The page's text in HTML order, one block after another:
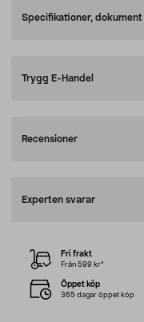
Specifikationer,
Trygg E-Handel
Recensioner
Experten svarar
Fri frakt
Från 599 kr*
Öppet köp
365 dagar öppet köp